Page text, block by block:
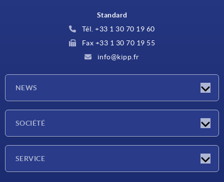
Standard
Tél. +33 1 30 70 19 60
Fax +33 1 30 70 19 55
info@kipp.fr
NEWS
SOCIÉTÉ
SERVICE